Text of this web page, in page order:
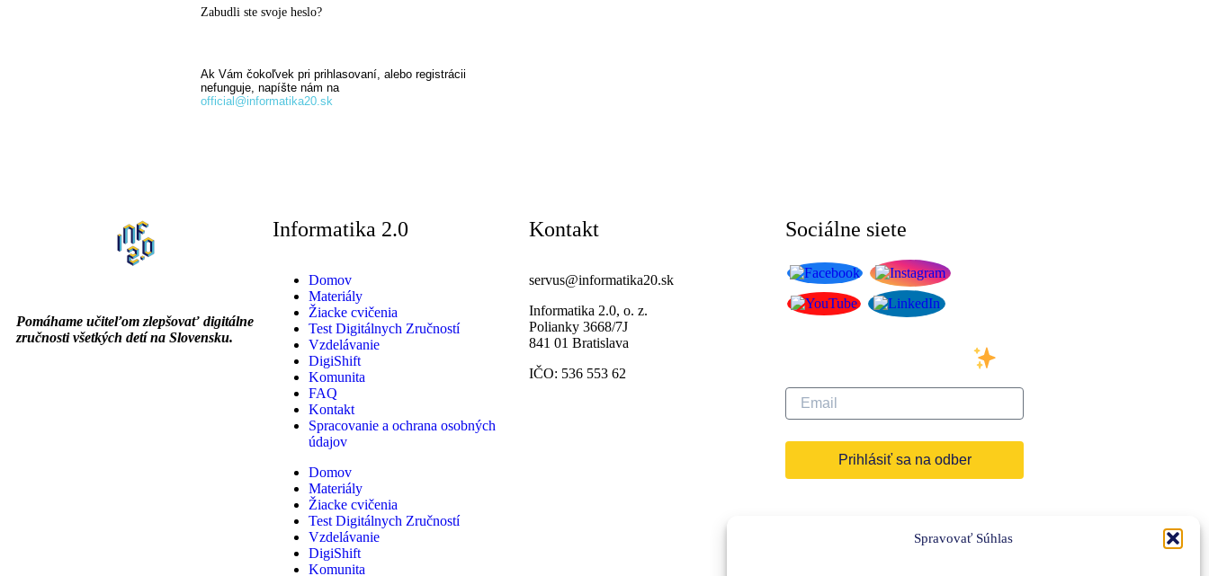
Spravovať Súhlas
Zabudli ste svoje heslo?
Ak Vám čokoľvek pri prihlasovaní, alebo registrácii
nefunguje, napíšte nám na
official@informatika20.sk
Pomáhame učiteľom zlepšovať digitálne
zručnosti všetkých detí na Slovensku.
Informatika 2.0
Domov
Materiály
Žiacke cvičenia
Test Digitálnych Zručností
Vzdelávanie
DigiShift
Komunita
FAQ
Kontakt
Spracovanie a ochrana osobných
údajov
Domov
Materiály
Žiacke cvičenia
Test Digitálnych Zručností
Vzdelávanie
DigiShift
Komunita
Kontakt
servus@informatika20.sk
Informatika 2.0, o. z.
Polianky 3668/7J
841 01 Bratislava
IČO: 536 553 62
Sociálne siete
Prihlásiť sa na odber